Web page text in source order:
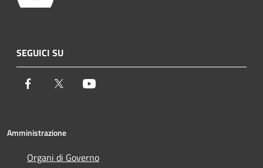
SEGUICI SU
Facebook Twitter
Amministrazione
Organi di Governo